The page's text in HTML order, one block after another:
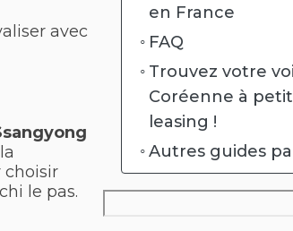
avec
choisir
le pas.
en France
FAQ
Trouvez votre
Coréenne à
leasing !
Autres guides